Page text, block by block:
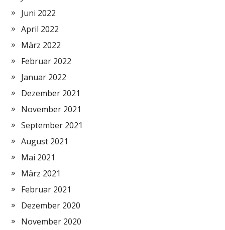
Juni 2022
April 2022
März 2022
Februar 2022
Januar 2022
Dezember 2021
November 2021
September 2021
August 2021
Mai 2021
März 2021
Februar 2021
Dezember 2020
November 2020